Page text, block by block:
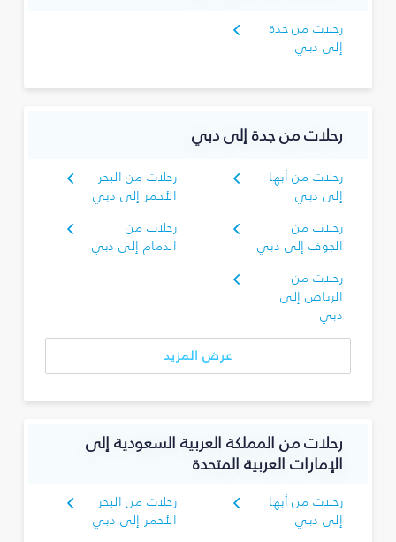
رحلات من جدة
إلى دبي
رحلات من جدة إلى دبي
رحلات من أبها
إلى دبي
رحلات من البحر
الأحمر إلى دبي
رحلات من
الجوف إلى دبي
رحلات من
الدمام إلى دبي
رحلات من
الرياض إلى
دبي
عرض المزيد
رحلات من المملكة العربية السعودية إلى
الإمارات العربية المتحدة
رحلات من أبها
إلى دبي
رحلات من البحر
الأحمر إلى دبي